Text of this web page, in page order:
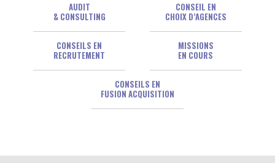
AUDIT
& CONSULTING
CONSEIL EN
CHOIX D’AGENCES
CONSEILS EN
RECRUTEMENT
MISSIONS
EN COURS
CONSEILS EN
FUSION ACQUISITION